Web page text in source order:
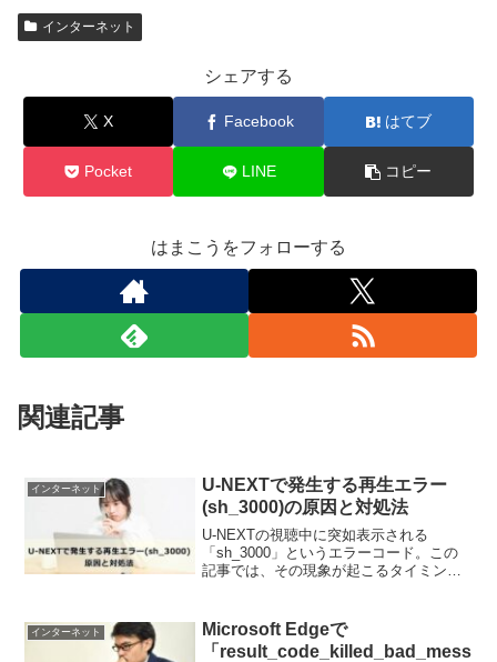
インターネット
シェアする
X Facebook はてブ
Pocket LINE コピー
はまこうをフォローする
関連記事
インターネット
U-NEXTで発生する再生エラー
(sh_3000)の原因と対処法
U-NEXTの視聴中に突如表示される
「sh_3000」というエラーコード。この
記事では、その現象が起こるタイミング
対処法について解説します。エラーコー
ド「sh_3000...
インターネット
Microsoft Edgeで
「result_code_killed_bad_mess